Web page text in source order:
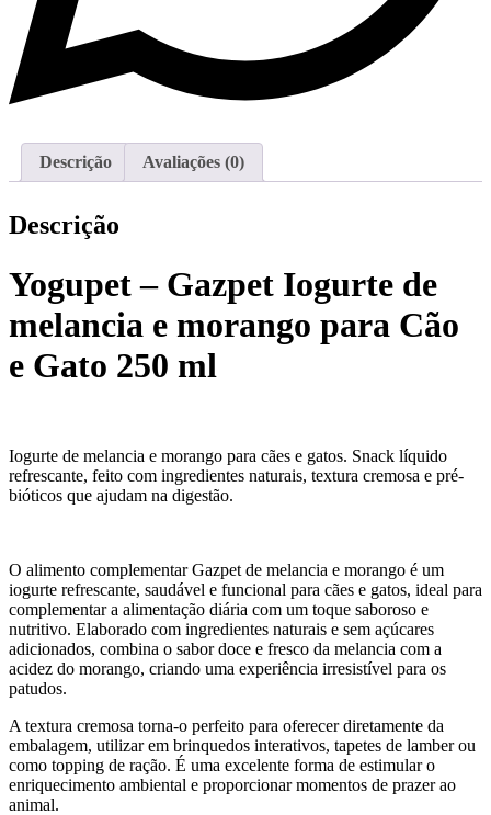
Descrição Avaliações (0)
Descrição
Yogupet – Gazpet Iogurte de
melancia e morango para Cão
e Gato 250 ml
Iogurte de melancia e morango para cães e gatos. Snack líquido
refrescante, feito com ingredientes naturais, textura cremosa e pré-
bióticos que ajudam na digestão.
O alimento complementar Gazpet de melancia e morango é um
iogurte refrescante, saudável e funcional para cães e gatos, ideal para
complementar a alimentação diária com um toque saboroso e
nutritivo. Elaborado com ingredientes naturais e sem açúcares
adicionados, combina o sabor doce e fresco da melancia com a
acidez do morango, criando uma experiência irresistível para os
patudos.
A textura cremosa torna-o perfeito para oferecer diretamente da
embalagem, utilizar em brinquedos interativos, tapetes de lamber ou
como topping de ração. É uma excelente forma de estimular o
enriquecimento ambiental e proporcionar momentos de prazer ao
animal.